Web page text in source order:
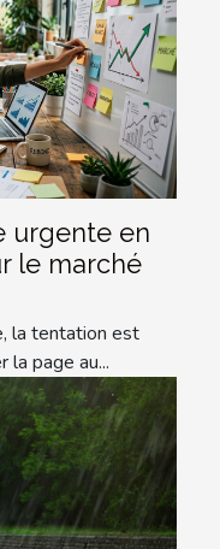
urgente en
le marché
la tentation est
la page au...